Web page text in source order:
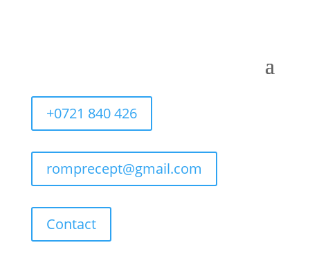
+0721 840 426
romprecept@gmail.com
Contact